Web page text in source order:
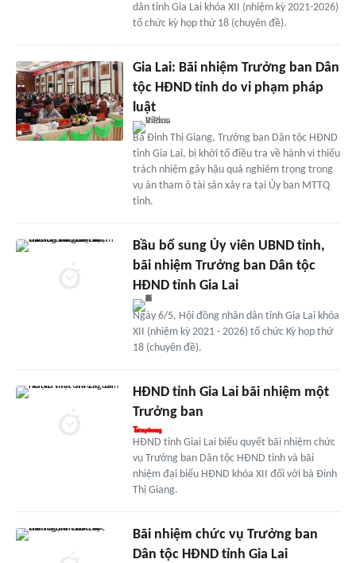
dân tỉnh Gia Lai khóa XII (nhiệm kỳ 2021-2026)
tổ chức kỳ họp thứ 18 (chuyên đề).
Gia Lai: Bãi nhiệm Trưởng ban Dân
tộc HĐND tỉnh do vi phạm pháp
luật
Bà Đinh Thị Giang, Trưởng ban Dân tộc HĐND
tỉnh Gia Lai, bị khởi tố điều tra về hành vi thiếu
trách nhiệm gây hậu quả nghiêm trọng trong
vụ án tham ô tài sản xảy ra tại Ủy ban MTTQ
tỉnh.
Bầu bổ sung Ủy viên UBND tỉnh,
bãi nhiệm Trưởng ban Dân tộc
HĐND tỉnh Gia Lai
Ngày 6/5, Hội đồng nhân dân tỉnh Gia Lai khóa
XII (nhiệm kỳ 2021 - 2026) tổ chức Kỳ họp thứ
18 (chuyên đề).
HĐND tỉnh Gia Lai bãi nhiệm một
Trưởng ban
HĐND tỉnh Giai Lai biểu quyết bãi nhiệm chức
vụ Trưởng ban Dân tộc HĐND tỉnh và bãi
nhiệm đại biểu HĐND khóa XII đối với bà Đinh
Thị Giang.
Bãi nhiệm chức vụ Trưởng ban
Dân tộc HĐND tỉnh Gia Lai